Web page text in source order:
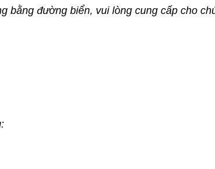
bằng đường biển, vui lòng cung cấp cho